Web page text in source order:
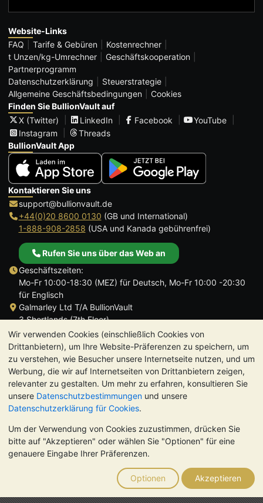
Wir verwenden Cookies (einschließlich Cookies von
Drittanbietern), um Ihre Website-Präferenzen zu speichern, um
zu verstehen, wie Besucher unsere Internetseite nutzen, und um
Werbung, die wir auf Internetseiten von Drittanbietern zeigen,
relevanter zu gestalten. Um mehr zu erfahren, konsultieren Sie
unsere Datenschutzbestimmungen und unsere
Datenschutzerklärung für Cookies.
Um der Verwendung von Cookies zuzustimmen, drücken Sie
bitte auf "Akzeptieren" oder wählen Sie "Optionen" für eine
genauere Eingabe Ihrer Präferenzen.
Optionen Akzeptieren
Website-Links
FAQ
Tarife & Gebüren
Kostenrechner
t Unzen/kg-Umrechner
Geschäftskooperation
Partnerprogramm
Datenschutzerklärung
Steuerstrategie
Allgemeine Geschäftsbedingungen
Cookies
Finden Sie BullionVault auf
X (Twitter)
LinkedIn Facebook
YouTube
Instagram
Threads
BullionVault App
Kontaktieren Sie uns
support@bullionvault.de
+44(0)20 8600 0130 (GB und International)
1-888-908-2858 (USA und Kanada gebührenfrei)
Rufen Sie uns über das Web an
Geschäftszeiten:
Mo-Fr 10:00-18:30 (MEZ) für Deutsch, Mo-Fr 10:00 -20:30
für Englisch
Galmarley Ltd T/A BullionVault
3 Shortlands (7th Floor)
Hammersmith
London
W6 8DA
Großbritannien
TrustScore 4.8 | 725 Bewertungen
BITTE BEACHTEN SIE: Der Wert von Edelmetallen kann sowohl
steigen als auch fallen. Historische Trends sind keine Garantie
für zukünftige Preisentwicklungen. Nichts auf den Webseiten
von BullionVault oder in der Kommunikation stellt eine
Anlageberatung dar. Sie sollten sich von einem Fachmann